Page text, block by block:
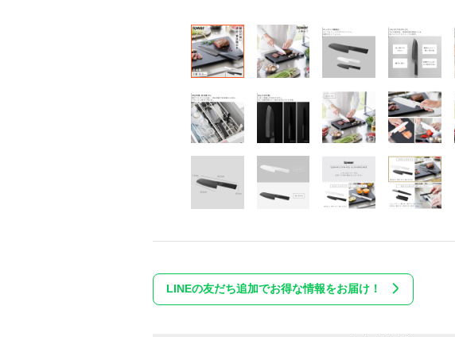
LINEの友だち追加でお得な情報をお届け！